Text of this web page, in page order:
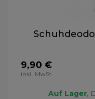
9,90 €
inkl. MwSt.
Auf Lager,